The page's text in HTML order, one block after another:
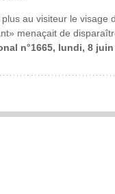
au visiteur le visage
menaçait de
n°1665, lundi, 8